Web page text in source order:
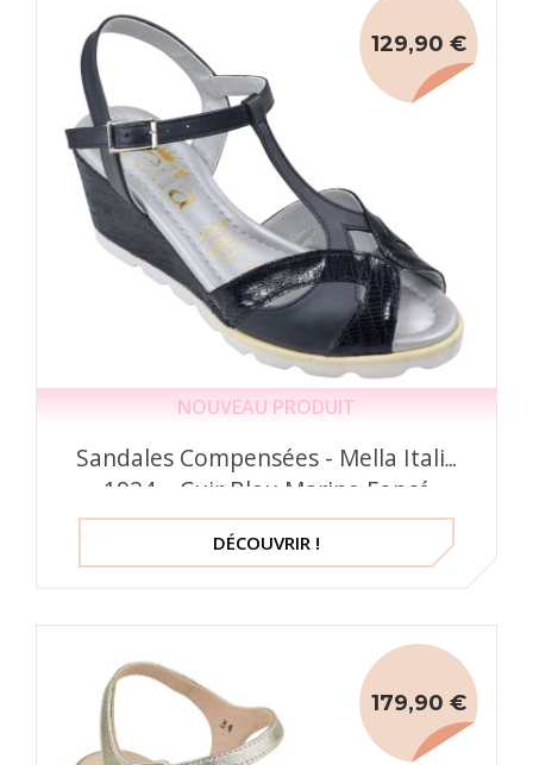
NOUVEAU PRODUIT
Sandales Compensées - Mella Italie
1924 – Cuir Bleu Marine Fonçé
129,90 €
DÉCOUVRIR !
179,90 €